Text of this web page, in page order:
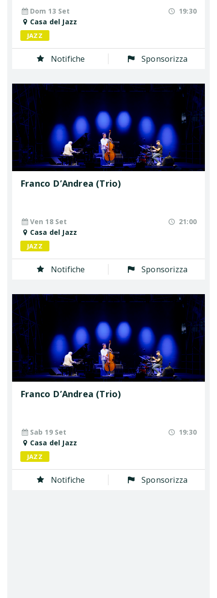
Dom 13 Set
19:30
Casa del Jazz
JAZZ
Notifiche Sponsorizza
Franco D’Andrea (Trio)
Ven 18 Set
21:00
Casa del Jazz
JAZZ
Notifiche Sponsorizza
Franco D’Andrea (Trio)
Sab 19 Set
19:30
Casa del Jazz
JAZZ
Notifiche Sponsorizza